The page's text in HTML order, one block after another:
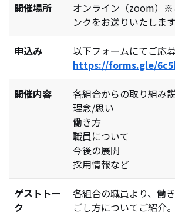
開催場所
オンライン（zoom）※
ンクをお送りいたします
申込み
以下フォームにてご応
https://forms.gle/
開催内容
各組合からの取り組み
理念/思い
働き方
職員について
今後の展開
採用情報など
ゲストトー
ク
各組合の職員より、働
ごし方についてご紹介。